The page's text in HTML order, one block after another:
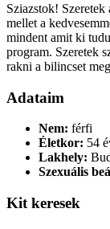
Sziazstok!
mellet a
mindent amit ki
program. Szeretek
rakni a bilincset
Adataim
Nem: férfi
Életkor: 54
Lakhely:
Szexuális
Kit keresek